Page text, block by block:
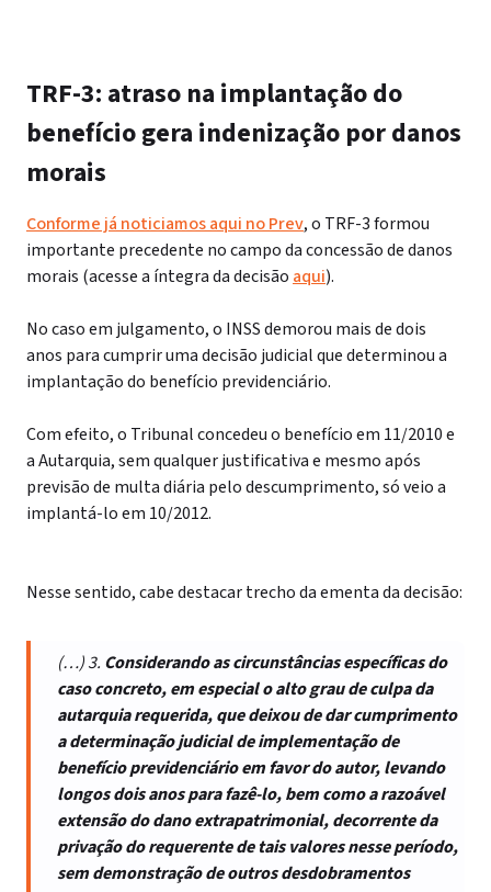
TRF-3: atraso na implantação do
benefício gera indenização por danos
morais
Conforme já noticiamos aqui no Prev, o TRF-3 formou
importante precedente no campo da concessão de danos
morais (acesse a íntegra da decisão aqui).
No caso em julgamento, o INSS demorou mais de dois
anos para cumprir uma decisão judicial que determinou a
implantação do benefício previdenciário.
Com efeito, o Tribunal concedeu o benefício em 11/2010 e
a Autarquia, sem qualquer justificativa e mesmo após
previsão de multa diária pelo descumprimento, só veio a
implantá-lo em 10/2012.
Nesse sentido, cabe destacar trecho da ementa da decisão:
(…) 3. Considerando as circunstâncias específicas do
caso concreto, em especial o alto grau de culpa da
autarquia requerida, que deixou de dar cumprimento
a determinação judicial de implementação de
benefício previdenciário em favor do autor, levando
longos dois anos para fazê-lo, bem como a razoável
extensão do dano extrapatrimonial, decorrente da
privação do requerente de tais valores nesse período,
sem demonstração de outros desdobramentos